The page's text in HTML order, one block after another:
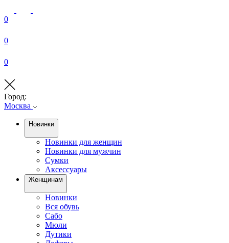
0
0
0
Город:
Москва
Новинки
Новинки для женщин
Новинки для мужчин
Сумки
Аксессуары
Женщинам
Новинки
Вся обувь
Сабо
Мюли
Дутики